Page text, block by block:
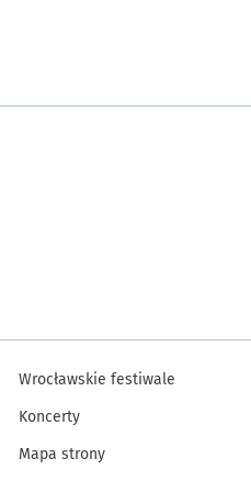
Wrocławskie festiwale
Koncerty
Mapa strony